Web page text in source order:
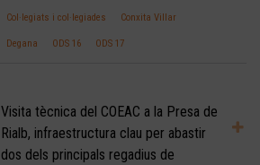
Col·legiats i col·legiades Conxita Villar
Degana ODS 16 ODS 17
Visita tècnica del COEAC a la Presa de
Rialb, infraestructura clau per abastir
dos dels principals regadius de